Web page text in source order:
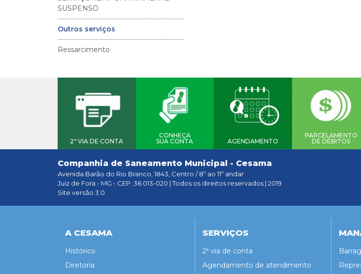
SUSPENSO
Outros serviços
Ressarcimento
2ª VIA DE CONTA
CONHEÇA
SUA CONTA
AGENDAMENTO
PARCELAMENTO
DE DÉBITOS
Companhia de Saneamento Municipal - Cesama
Avenida Barão do Rio Branco, 1843, Centro / 8º ao 11º andar
Juiz de Fora - MG - CEP: 36.013-020 | Todos os direitos reservados | 2019
Site versão 3.0
A CESAMA
Histórico
Diretoria
SERVIÇOS
2ª via de conta
Agendamento de atendimento